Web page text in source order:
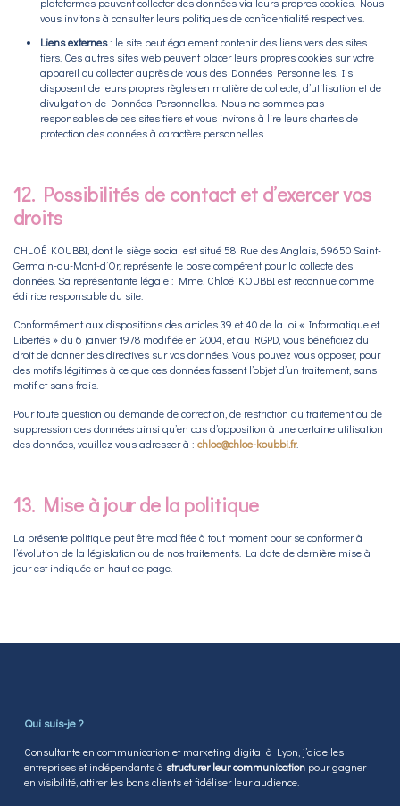
vous invitons à consulter leurs politiques de confidentialité respectives.
Liens externes: le site peut également contenir des liens vers des sites
tiers. Ces autres sites web peuvent placer leurs propres cookies sur votre
appareil ou collecter auprès de vous des Données Personnelles. Ils
disposent de leurs propres règles en matière de collecte, d’utilisation et de
divulgation de Données Personnelles. Nous ne sommes pas
responsables de ces sites tiers et vous invitons à lire leurs chartes de
protection des données à caractère personnelles.
12. Possibilités de contact et d’exercer vos
droits
CHLOÉ KOUBBI, dont le siège social est situé 58 Rue des Anglais, 69650 Saint-
Germain-au-Mont-d’Or, représente le poste compétent pour la collecte des
données. Sa représentante légale : Mme. Chloé KOUBBI est reconnue comme
éditrice responsable du site.
Conformément aux dispositions des articles 39 et 40 de la loi « Informatique et
Libertés » du 6 janvier 1978 modifiée en 2004, et au RGPD, vous bénéficiez du
droit de donner des directives sur vos données. Vous pouvez vous opposer, pour
des motifs légitimes à ce que ces données fassent l’objet d’un traitement, sans
motif et sans frais.
Pour toute question ou demande de correction, de restriction du traitement ou de
suppression des données ainsi qu’en cas d’opposition à une certaine utilisation
des données, veuillez vous adresser à : chloe@chloe-koubbi.fr.
13. Mise à jour de la politique
La présente politique peut être modifiée à tout moment pour se conformer à
l’évolution de la législation ou de nos traitements. La date de dernière mise à
jour est indiquée en haut de page.
Qui suis-je ?
Consultante en communication et marketing digital à Lyon, j’aide les
entreprises et indépendants à structurer leur communication pour gagner
en visibilité, attirer les bons clients et fidéliser leur audience.